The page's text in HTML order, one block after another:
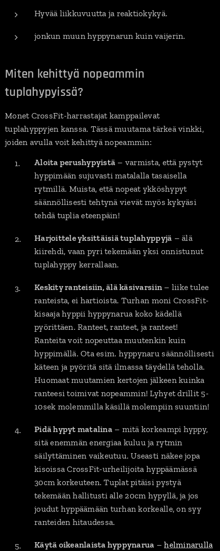
Hyvää liikkuvuutta ja reaktiokykyä.
jonkun muun hyppynarun kuin vaijerin.
Miten kehittyä nopeammin
tuplahypyissä?
Monet CrossFit-harrastajat kamppailevat
tuplahyppyjen kanssa. Tässä muutama tärkeä vinkki,
joiden avulla voit kehittyä nopeammin:
Aloita perushypyistä – varmista, että pystyt
hyppimään sujuvasti matalalla tasaisella
rytmillä. Muista, että nopeat ykköshypyt
säännöllisesti tehtynä vievät myös kykyäsi
tehdä tuplia eteenpäin!
Harjoittele yksittäisiä tuplahyppyjä – älä
kiirehdi, vaan pyri tekemään yksi onnistunut
tuplahyppy kerrallaan.
Keskity ranteisiin, älä käsivarsiin – liike tulee
ranteista, ei hartioista. Turhan moni CrossFit-
kisaaja hyppii hyppynarua koko kädellä
pyörittäen. Ranteet, ranteet, ja ranteet!
Ranteita voit nopeuttaa muutenkin kuin
hyppimällä. Ota esim. hyppynaru säännöllisesti
käteen ja pyöritä sitä ilmassa täydellä teholla.
Huomaat muutamien kertojen jälkeen kuinka
ranteesi toimivat nopeammin! Lyhyet drillit 5-
10sek molemmilla käsillä molempiin suuntiin!
Pidä hypyt matalina– mitä korkeampi hyppy,
sitä enemmän energiaa kuluu ja rytmin
säilyttäminen vaikeutuu. Useasti näkee jopa
kisoissa CrossFit-urheilijoita hyppäämässä
30cm korkeuteen. Tuplat pitäisi pystyä
tekemään hallitusti alle 20cm hypyllä, ja jos
joudut hyppäämään turhan korkealle, on syy
ranteiden hitaudessa.
Käytä oikeanlaista hyppynarua –helminarulla